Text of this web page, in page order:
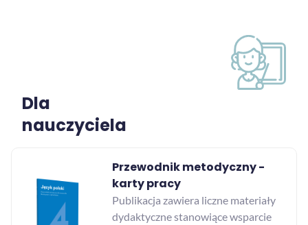
Dla
nauczyciela
Przewodnik metodyczny -
karty pracy
Publikacja zawiera liczne materiały
dydaktyczne stanowiące wsparcie